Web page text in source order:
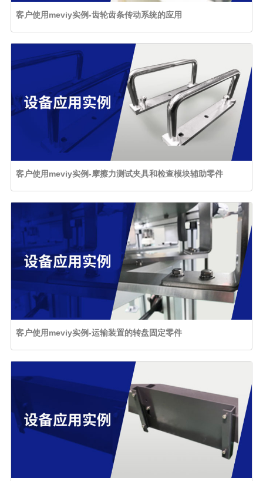
客户使用meviy实例-齿轮齿条传动系统的应用
客户使用meviy实例-摩擦力测试夹具和检查模块辅助零件
客户使用meviy实例-运输装置的转盘固定零件